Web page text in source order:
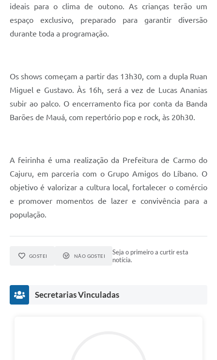
ideais para o clima de outono. As crianças terão um
espaço exclusivo, preparado para garantir diversão
durante toda a programação.
Os shows começam a partir das 13h30, com a dupla Ruan
Miguel e Gustavo. Às 16h, será a vez de Lucas Ananias
subir ao palco. O encerramento fica por conta da Banda
Barões de Mauá, com repertório pop e rock, às 20h30.
A feirinha é uma realização da Prefeitura de Carmo do
Cajuru, em parceria com o Grupo Amigos do Líbano. O
objetivo é valorizar a cultura local, fortalecer o comércio
e promover momentos de lazer e convivência para a
população.
GOSTEI NÃO GOSTEI
Seja o primeiro a curtir esta
notícia.
Secretarias Vinculadas